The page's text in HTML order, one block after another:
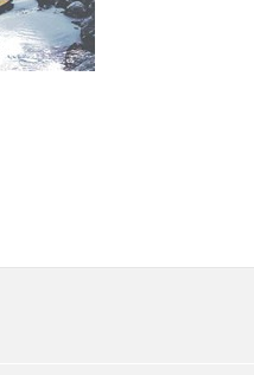
599 Kč